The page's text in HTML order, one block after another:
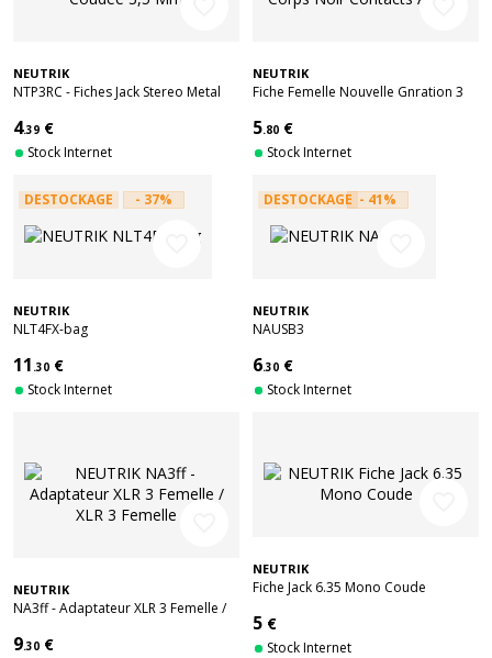
NEUTRIK
NTP3RC - Fiches Jack Stereo Metal
4.39 €
Stock Internet
NEUTRIK
Fiche Femelle Nouvelle Gnration 3
5.80 €
Stock Internet
DESTOCKAGE - 37%
NEUTRIK
NLT4FX-bag
11 .30 €
Stock Internet
DESTOCKAGE - 41%
NEUTRIK
NAUSB3
6.30 €
Stock Internet
NEUTRIK
NA3ff - Adaptateur XLR 3 Femelle /
9.30 €
NEUTRIK
Fiche Jack 6.35 Mono Coude
5 €
Stock Internet